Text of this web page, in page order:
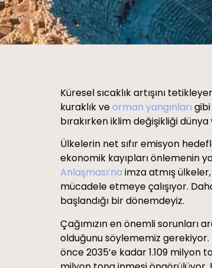
Küresel sıcaklık artışını
kuraklık veorman yangınları
bırakırken iklim değişikliği
Ülkelerin net sıfır emisyon
ekonomik kayıpları önlemenin
Anlaşması’na imza atmış
mücadele etmeye çalışıyor.
başlandığı bir dönemdeyiz.
Çağımızın en önemli sorunları
olduğunu söylememiz gerekiyor.
önce 2035’e kadar 1.109